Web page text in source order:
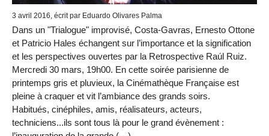
3 avril 2016, écrit par Eduardo Olivares Palma
Dans un "Trialogue" improvisé, Costa-Gavras, Ernesto Ottone
et Patricio Hales échangent sur l’importance et la signification
et les perspectives ouvertes par la Retrospective Raúl Ruiz.
Mercredi 30 mars, 19h00. En cette soirée parisienne de
printemps gris et pluvieux, la Cinémathèque Française est
pleine à craquer et vit l’ambiance des grands soirs.
Habitués, cinéphiles, amis, réalisateurs, acteurs,
techniciens...ils sont tous là pour le grand évènement :